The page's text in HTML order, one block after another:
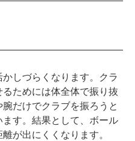
しづらくなります。クラ
ためには体全体で振り抜
だけでクラブを振ろうと
す。結果として、ボール
が出にくくなります。